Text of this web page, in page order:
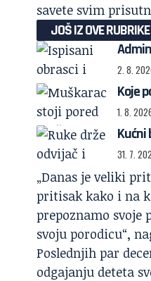
savete svim
JOŠ IZ OVE RUBRIKE
2. 8.
Koje
1. 8.
31. 7.
„Danas je veliki
pritisak kako i na
prepoznamo svoje
svoju porodicu“,
Poslednjih par
odgajanju deteta